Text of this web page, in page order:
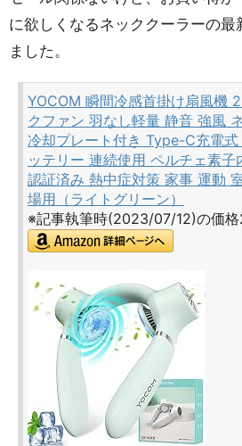
に欲しくなるネッククーラーの
ました。
YOCOM 瞬間冷感首掛け扇風機
クファン 羽なし軽量 静音 強風
冷却プレート付き Type-C充電
ッテリー 連続使用 ペルチェ素子
認証済み 熱中症対策 家事 運動
場用（ライトグリーン）
※記事執筆時(2023/07/12)の価